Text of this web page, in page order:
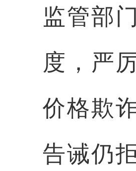
监管部
度，严
价格欺
告诫仍